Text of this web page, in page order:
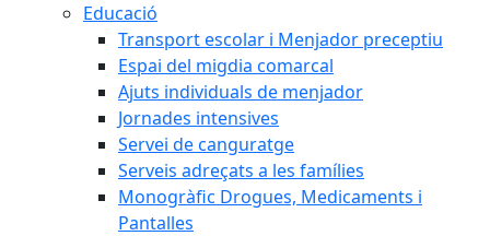
Educació
Transport escolar i Menjador preceptiu
Espai del migdia comarcal
Ajuts individuals de menjador
Jornades intensives
Servei de canguratge
Serveis adreçats a les famílies
Monogràfic Drogues, Medicaments i
Pantalles